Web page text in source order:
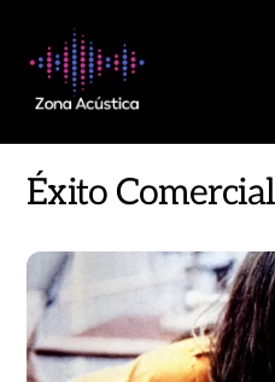
content
Éxito Comercial